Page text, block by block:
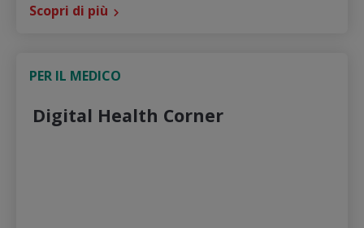
Scopri di più
PER IL MEDICO
Digital Health Corner